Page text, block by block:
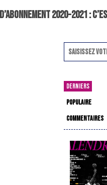
2020-2021 :
DERNIERS
POPULAIRE
COMMENTAIRES